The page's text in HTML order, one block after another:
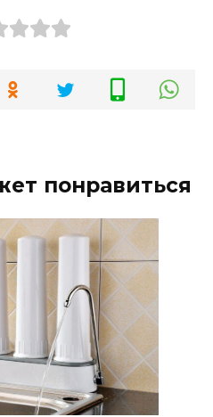
понравиться